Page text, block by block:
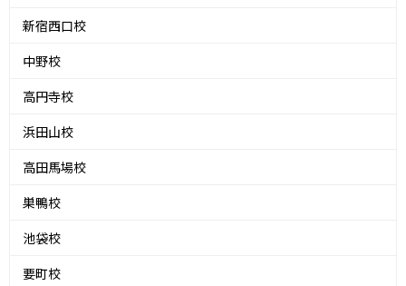
新宿西口校
中野校
高円寺校
浜田山校
高田馬場校
巣鴨校
池袋校
要町校